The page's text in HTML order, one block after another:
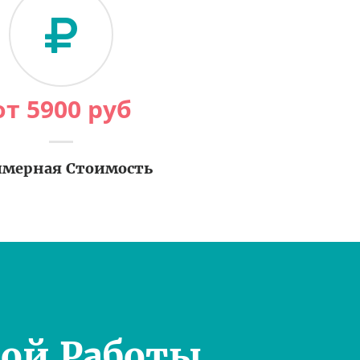
5900 руб
Стоимость